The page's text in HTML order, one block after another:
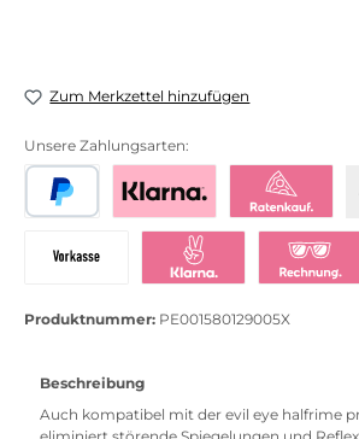
Zum Merkzettel hinzufügen
Unsere Zahlungsarten:
Bezahlen mit Klarna
Klarna
Produktnummer: PE001580129005X
Beschreibung
Auch kompatibel mit der evil eye halfrime